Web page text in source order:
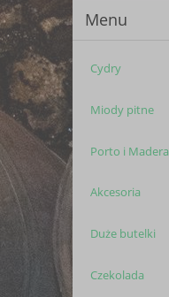
Menu
Cydry
Miody pitne
Porto i Madera
Akcesoria
Duże butelki
Czekolada